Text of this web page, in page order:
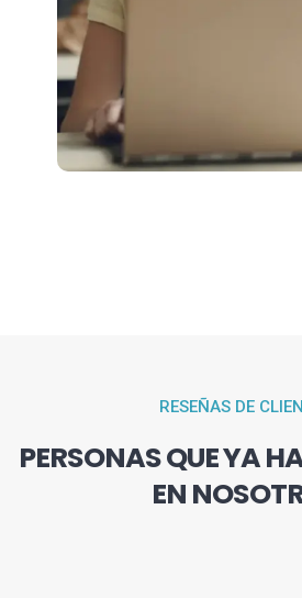
RESEÑAS DE
PERSONAS QUE YA
EN